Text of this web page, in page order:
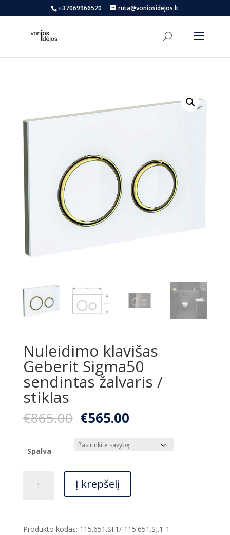
+37069966520 ruta@voniosidejos.lt
Nuleidimo klavišas
Geberit Sigma50
sendintas žalvaris /
stiklas
€865.00 Original
price
was:
€865.00.
€565.00Current
is:
€565.00.
Spalva
kiekis:
Geberit
Į krepšelį
Produkto kodas: 115.651.SI.1/ 115.651.SJ.1-1